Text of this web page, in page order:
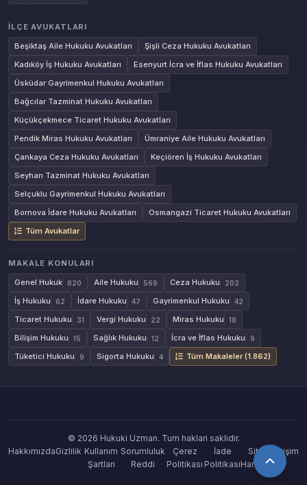
İLÇE AVUKATLARI
Beşiktaş Aile Hukuku Avukatları
Şişli Ceza Hukuku Avukatları
Kadıköy İş Hukuku Avukatları
Esenyurt İcra ve İflas Hukuku Avukatları
Üsküdar Gayrimenkul Hukuku Avukatları
Bağcılar Tazminat Hukuku Avukatları
Küçükçekmece Ticaret Hukuku Avukatları
Pendik Miras Hukuku Avukatları
Ümraniye Aile Hukuku Avukatları
Çankaya Ceza Hukuku Avukatları
Keçiören İş Hukuku Avukatları
Seyhan Tazminat Hukuku Avukatları
Selçuklu Gayrimenkul Hukuku Avukatları
Bornova İdare Hukuku Avukatları
Osmangazi Ticaret Hukuku Avukatları
Tüm Avukatlar
MAKALE KONULARI
Genel Hukuk
820 Aile Hukuku 569 Ceza Hukuku 202
İş Hukuku 62 İdare Hukuku 47 Gayrimenkul Hukuku 42
Ticaret Hukuku 31 Vergi Hukuku 22 Miras Hukuku 18
Bilişim Hukuku 15 Sağlık Hukuku 12 İcra ve İflas Hukuku 9
Tüketici Hukuku 9 Sigorta Hukuku 4 Tüm Makaleler (1.862)
© 2026 Hukuki Uzman. Tum haklari saklidir.
HakkımızdaGizlilik Kullanım
Şartları
Sorumluluk
Reddi
Çerez
Politikası
İade
Politikası
Site
Haritası
İletişim